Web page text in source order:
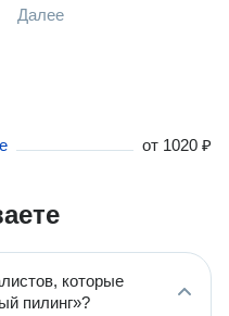
Далее
от 1020 ₽
которые
пилинг»?